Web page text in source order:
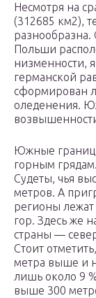
Несмотря на
(312685 км2),
разнообразна.
Польши
низменности,
германской
сформирован
оледенения.
Южные
горным
Судеты, чья
метров. А
регионы лежат
гор. Здесь же
страны —
Стоит
метра выше и
лишь около 9
выше 300